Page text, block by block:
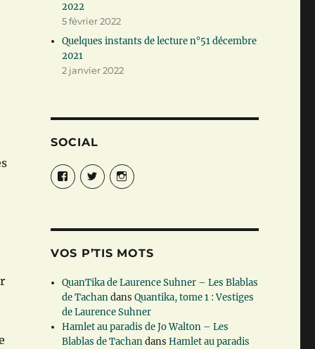
2022
5 février 2022
Quelques instants de lecture n°51 décembre
2021
2 janvier 2022
SOCIAL
FacebookTwitterInstagram
VOS P’TIS MOTS
QuanTika de Laurence Suhner – Les Blablas
de TachandansQuantika, tome 1 : Vestiges
de Laurence Suhner
Hamlet au paradis de Jo Walton – Les
Blablas de TachandansHamlet au paradis